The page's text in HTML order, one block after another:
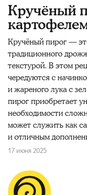
Кручёный
Кручёный пирог —
традиционного
текстурой. В этом
чередуются с
и жареного лука с
пирог приобретает
необходимости
может служить как
и отличным
17 июня 2025